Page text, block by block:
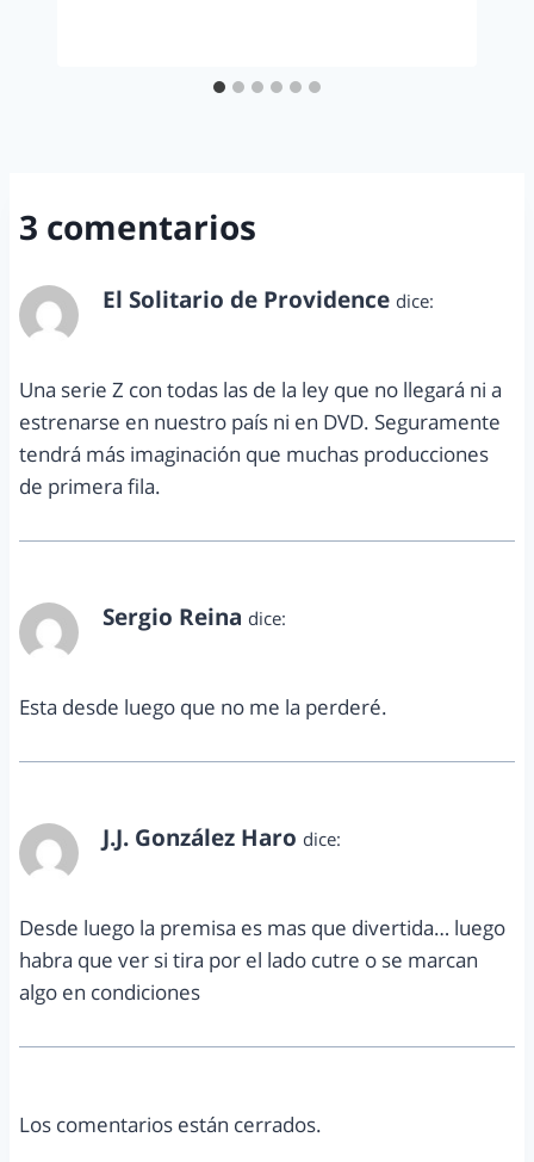
3 comentarios
El Solitario de Providence dice:
Una serie Z con todas las de la ley que no llegará ni a
estrenarse en nuestro país ni en DVD. Seguramente
tendrá más imaginación que muchas producciones
de primera fila.
Sergio Reina dice:
Esta desde luego que no me la perderé.
J.J. González Haro dice:
Desde luego la premisa es mas que divertida… luego
habra que ver si tira por el lado cutre o se marcan
algo en condiciones
Los comentarios están cerrados.